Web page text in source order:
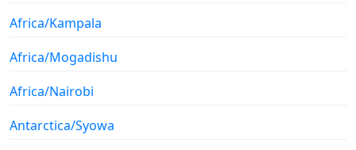
Africa/Kampala
Africa/Mogadishu
Africa/Nairobi
Antarctica/Syowa